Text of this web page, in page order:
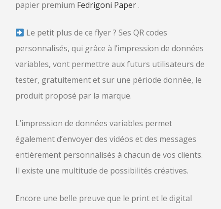
papier premium Fedrigoni Paper .
Le petit plus de ce flyer ? Ses QR codes
personnalisés, qui grâce à l’impression de données
variables, vont permettre aux futurs utilisateurs de
tester, gratuitement et sur une période donnée, le
produit proposé par la marque.
L’impression de données variables permet
également d’envoyer des vidéos et des messages
entièrement personnalisés à chacun de vos clients.
Il existe une multitude de possibilités créatives.
Encore une belle preuve que le print et le digital